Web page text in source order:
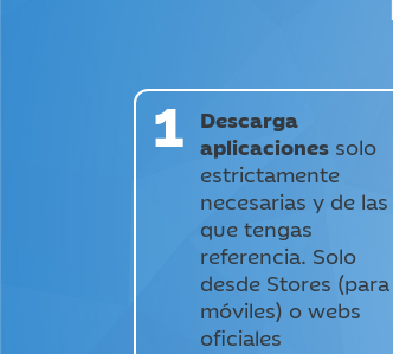
1 Descarga
aplicaciones solo
estrictamente
necesarias y de las
que tengas
referencia. Solo
desde Stores (para
móviles) o webs
oficiales